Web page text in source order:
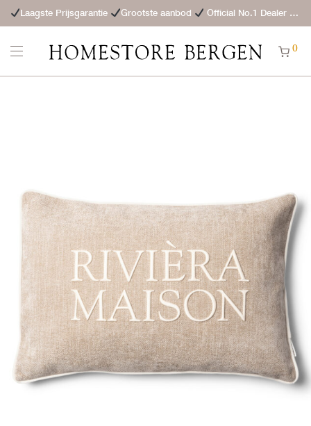
Laagste Prijsgarantie Grootste aanbod Official No.1 Dealer
0